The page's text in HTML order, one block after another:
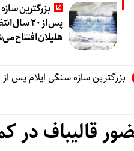
بزرگترین
پس از ۲۰ سال
هلیلان افتتاح
سازه سنگی ایلام پس از ۲۰ سال انتظار در هلیلان افتتاح می‌شود
قالیباف در